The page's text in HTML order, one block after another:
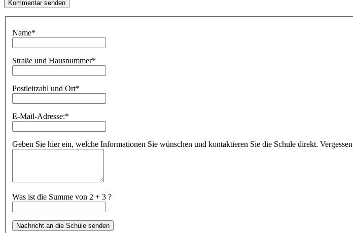
Name*
Straße und Hausnummer*
Postleitzahl und Ort*
E-Mail-Adresse:*
Geben Sie hier ein, welche Informationen Sie wünschen und kontaktieren Sie die Schule direkt.
Was ist die Summe von 2 + 3 ?